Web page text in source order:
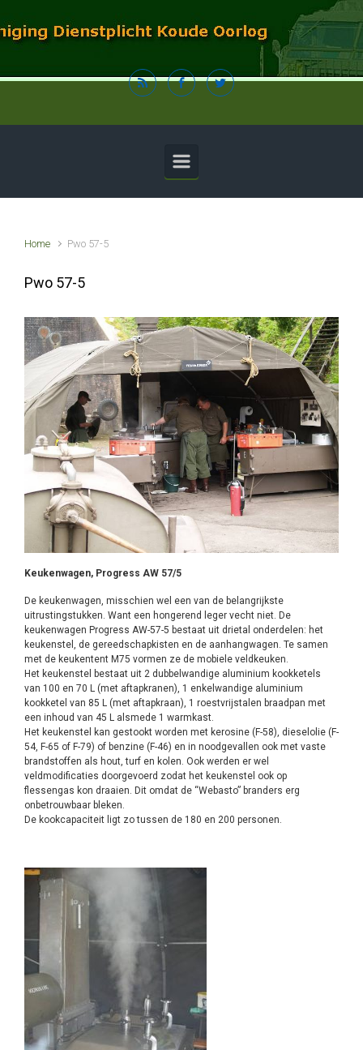
Home Pwo 57-5
Pwo 57-5
Keukenwagen, Progress AW 57/5
De keukenwagen, misschien wel een van de belangrijkste
uitrustingstukken. Want een hongerend leger vecht niet. De
keukenwagen Progress AW-57-5 bestaat uit drietal onderdelen: het
keukenstel, de gereedschapkisten en de aanhangwagen. Te samen
met de keukentent M75 vormen ze de mobiele veldkeuken.
Het keukenstel bestaat uit 2 dubbelwandige aluminium kookketels
van 100 en 70 L (met aftapkranen), 1 enkelwandige aluminium
kookketel van 85 L (met aftapkraan), 1 roestvrijstalen braadpan met
een inhoud van 45 L alsmede 1 warmkast.
Het keukenstel kan gestookt worden met kerosine (F-58), dieselolie (F-
54, F-65 of F-79) of benzine (F-46) en in noodgevallen ook met vaste
brandstoffen als hout, turf en kolen. Ook werden er wel
veldmodificaties doorgevoerd zodat het keukenstel ook op
flessengas kon draaien. Dit omdat de “Webasto” branders erg
onbetrouwbaar bleken.
De kookcapaciteit ligt zo tussen de 180 en 200 personen.